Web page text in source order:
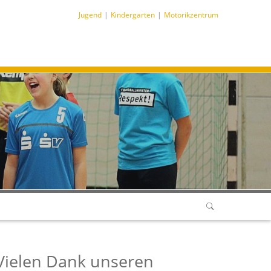
Jugend Kindergarten Motorikzentrum
Dank unseren